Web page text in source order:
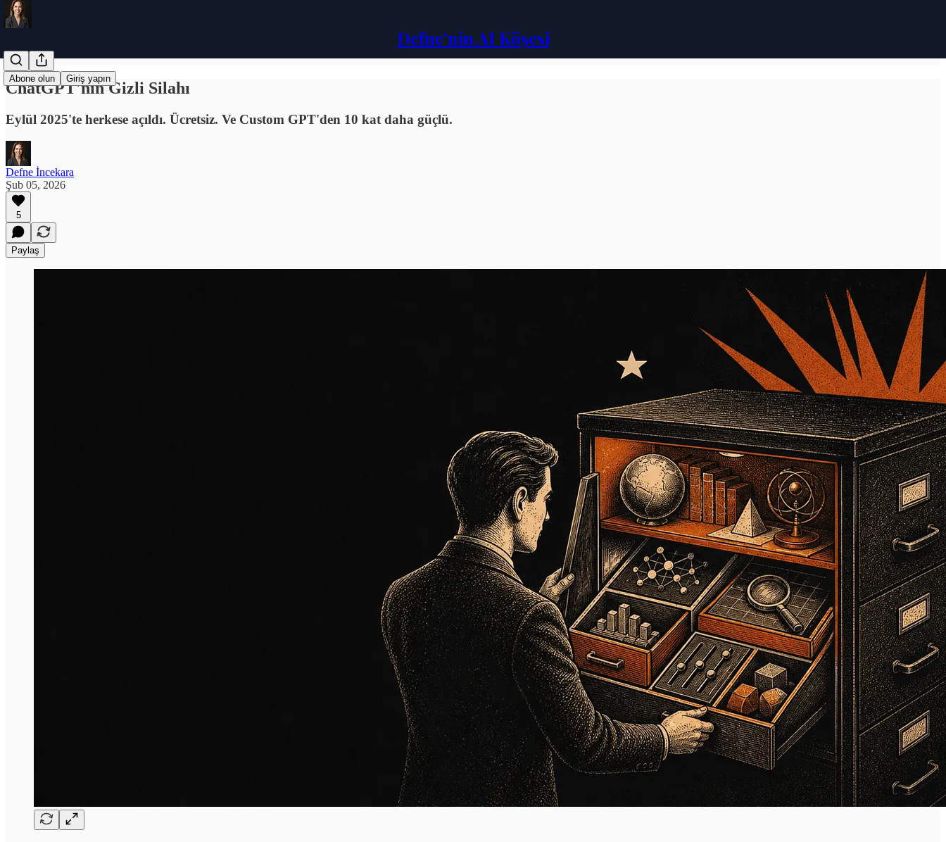
Defne'nin AI Köşesi
Abone olun Giriş yapın
ChatGPT'nin Gizli Silahı
Eylül 2025'te herkese açıldı. Ücretsiz. Ve Custom GPT'den 10 kat daha güçlü.
Defne İncekara
Şub 05, 2026
5
Paylaş